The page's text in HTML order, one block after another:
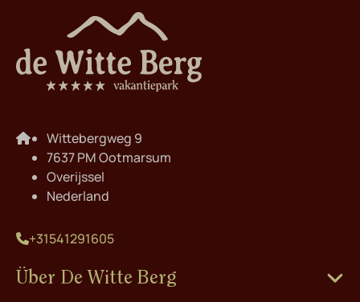
Wittebergweg 9
7637 PM Ootmarsum
Overijssel
Nederland
+31541291605
Über De Witte Berg